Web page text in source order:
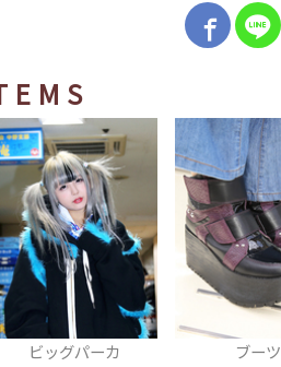
ブーツ リュック